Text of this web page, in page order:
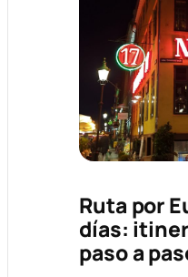
Ruta por
días:
paso a